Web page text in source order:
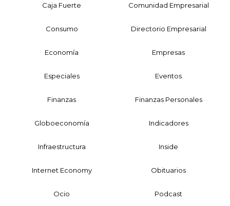
Caja Fuerte Comunidad Empresarial
Consumo Directorio Empresarial
Economía Empresas
Especiales Eventos
Finanzas Finanzas Personales
Globoeconomía Indicadores
Infraestructura Inside
Internet Economy Obituarios
Ocio Podcast